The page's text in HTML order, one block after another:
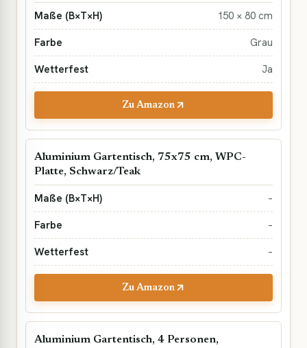
150 × 80 cm
Grau
Ja
Zu Amazon
Aluminium Gartentisch, 75x75 cm, WPC-
Platte, Schwarz/Teak
–
–
–
Zu Amazon
Aluminium Gartentisch, 4 Personen,